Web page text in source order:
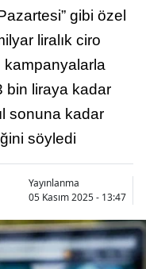
gibi özel
liralık ciro
kampanyalarla
bin liraya kadar
sonuna kadar
söyledi
Yayınlanma
05 Kasım 2025 - 13:47